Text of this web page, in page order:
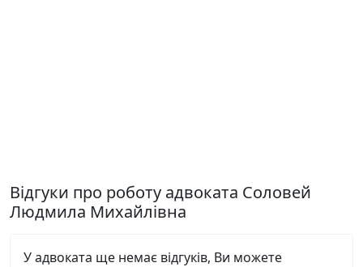
Відгуки про роботу адвоката Соловей
Людмила Михайлівна
У адвоката ще немає відгуків, Ви можете